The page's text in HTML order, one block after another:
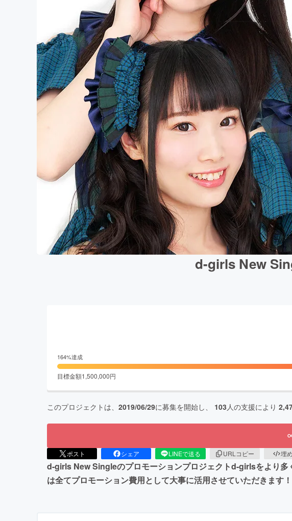
d-girls New
164%達成
目標金額1,500,000円
このプロジェクトは、 2019/06/29に募集を開始し、 103人の支援により
ポスト シェア LINEで送る URLコピー 埋
d-girls New Singleのプロモーションプロジェクトd-girlsをより
は全てプロモーション費用として大事に活用させていただきます！